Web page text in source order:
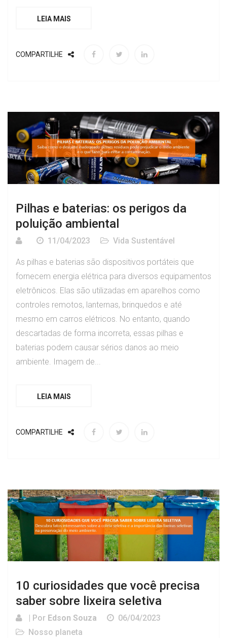
LEIA MAIS
COMPARTILHE
Pilhas e baterias: os perigos da
poluição ambiental
11/04/2023 Vida Sustentável
As pilhas e baterias são dispositivos portáteis que
fornecem energia elétrica para diversos equipamentos
eletrônicos. Elas são utilizadas em aparelhos como
controles remotos, lanternas, brinquedos e até
mesmo em carros elétricos. No entanto, quando
descartadas de forma incorreta, essas pilhas e
baterias podem causar sérios danos ao meio
ambiente. Imagem de...
LEIA MAIS
COMPARTILHE
10 curiosidades que você precisa
saber sobre lixeira seletiva
| Por Edson Souza
06/04/2023
Nosso planeta